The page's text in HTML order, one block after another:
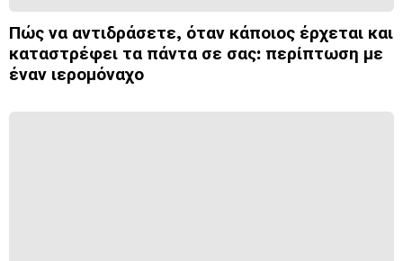
Πώς να αντιδράσετε, όταν κάποιος έρχεται και
καταστρέφει τα πάντα σε σας: περίπτωση με
έναν ιερομόναχο